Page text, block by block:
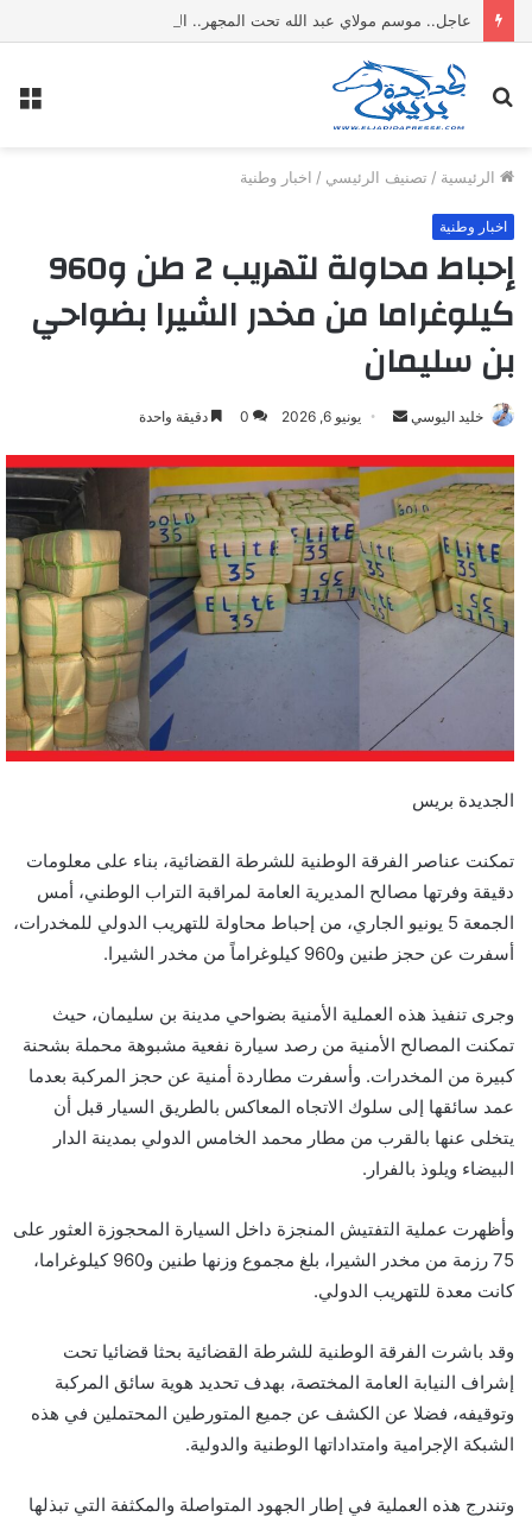
بحث
الرئيسية / تصنيف الرئيسي / اخبار وطنية
اخبار وطنية
إحباط محاولة لتهريب 2 طن و960
كيلوغراما من مخدر الشيرا بضواحي
بن سليمان
خليد اليوسي
س
ل
ب
ر
ي
د
ك
ت
ي
ا
يونيو 6, 2026 0 دقيقة واحدة
الجديدة بريس
تمكنت عناصر الفرقة الوطنية للشرطة القضائية، بناء على معلومات
دقيقة وفرتها مصالح المديرية العامة لمراقبة التراب الوطني، أمس
الجمعة 5 يونيو الجاري، من إحباط محاولة للتهريب الدولي للمخدرات،
أسفرت عن حجز طنين و960 كيلوغراماً من مخدر الشيرا.
وجرى تنفيذ هذه العملية الأمنية بضواحي مدينة بن سليمان، حيث
تمكنت المصالح الأمنية من رصد سيارة نفعية مشبوهة محملة بشحنة
كبيرة من المخدرات. وأسفرت مطاردة أمنية عن حجز المركبة بعدما
عمد سائقها إلى سلوك الاتجاه المعاكس بالطريق السيار قبل أن
يتخلى عنها بالقرب من مطار محمد الخامس الدولي بمدينة الدار
البيضاء ويلوذ بالفرار.
وأظهرت عملية التفتيش المنجزة داخل السيارة المحجوزة العثور على
75 رزمة من مخدر الشيرا، بلغ مجموع وزنها طنين و960 كيلوغراما،
كانت معدة للتهريب الدولي.
وقد باشرت الفرقة الوطنية للشرطة القضائية بحثا قضائيا تحت
إشراف النيابة العامة المختصة، بهدف تحديد هوية سائق المركبة
وتوقيفه، فضلا عن الكشف عن جميع المتورطين المحتملين في هذه
الشبكة الإجرامية وامتداداتها الوطنية والدولية.
وتندرج هذه العملية في إطار الجهود المتواصلة والمكثفة التي تبذلها